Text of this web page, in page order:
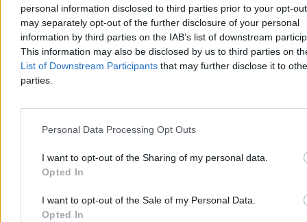
personal information disclosed to third parties prior to your opt-
may separately opt-out of the further disclosure of your personal
information by third parties on the IAB’s list of downstream
This information may also be disclosed by us to third parties on
List of Downstream Participants that may further disclose it to
parties.
Personal Data Processing Opt Outs
I want to opt-out of the Sharing of my personal data.
Opted In
I want to opt-out of the Sale of my Personal Data.
Opted In
Reklama
Reklama
Kraj